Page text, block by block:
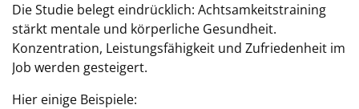
Die Studie belegt eindrücklich: Achtsamkeitstraining
stärkt mentale und körperliche Gesundheit.
Konzentration, Leistungsfähigkeit und Zufriedenheit im
Job werden gesteigert.
Hier einige Beispiele: